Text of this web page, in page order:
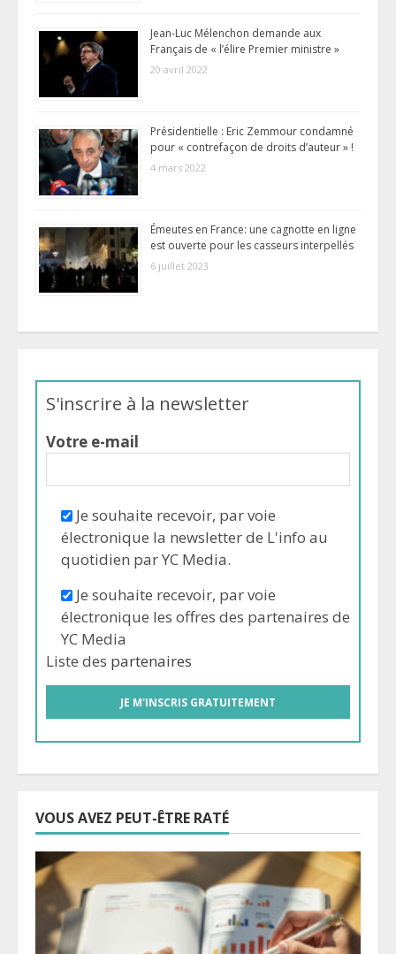
Jean-Luc Mélenchon demande aux
Français de « l’élire Premier ministre »
20 avril 2022
Présidentielle : Eric Zemmour condamné
pour « contrefaçon de droits d’auteur » !
4 mars 2022
Émeutes en France: une cagnotte en ligne
est ouverte pour les casseurs interpellés
6 juillet 2023
S'inscrire à la newsletter
Votre e-mail
Je souhaite recevoir, par voie
électronique la newsletter de L'info au
quotidien par YC Media.
Je souhaite recevoir, par voie
électronique les offres des partenaires de
YC Media
Liste des partenaires
VOUS AVEZ PEUT-ÊTRE RATÉ